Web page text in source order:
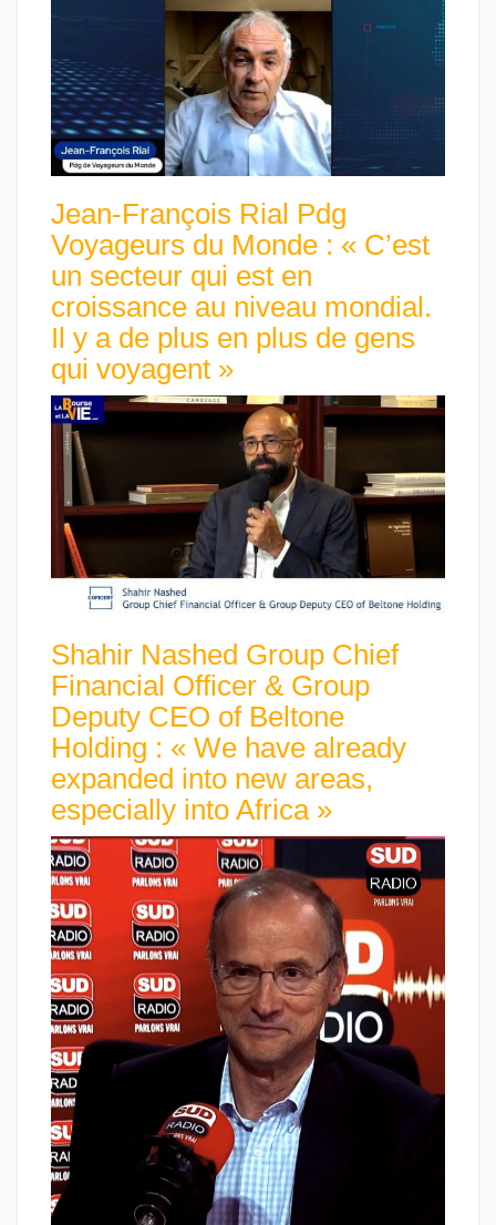
Jean-François Rial Pdg
Voyageurs du Monde : « C’est
un secteur qui est en
croissance au niveau mondial.
Il y a de plus en plus de gens
qui voyagent »
Shahir Nashed Group Chief
Financial Officer & Group
Deputy CEO of Beltone
Holding : « We have already
expanded into new areas,
especially into Africa »